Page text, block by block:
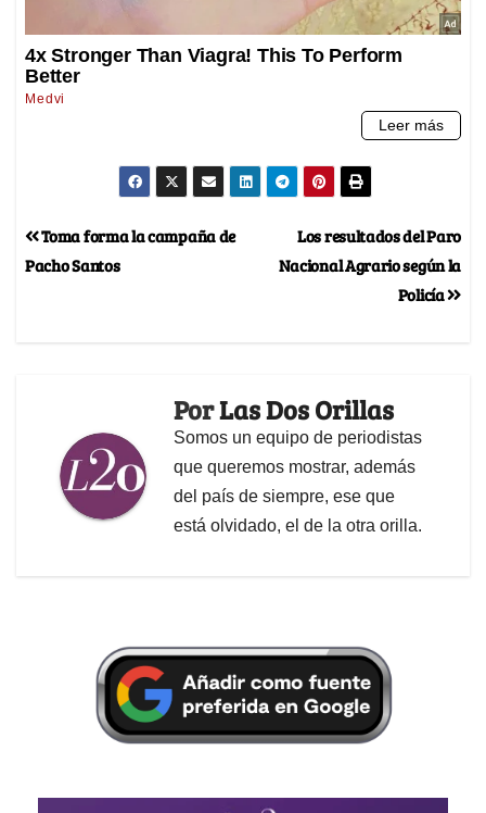
Los resultados del Paro
Nacional Agrario según la
Policía
Toma forma la campaña de
Pacho Santos
PorLas Dos Orillas
Somos un equipo de periodistas
que queremos mostrar, además
del país de siempre, ese que
está olvidado, el de la otra orilla.